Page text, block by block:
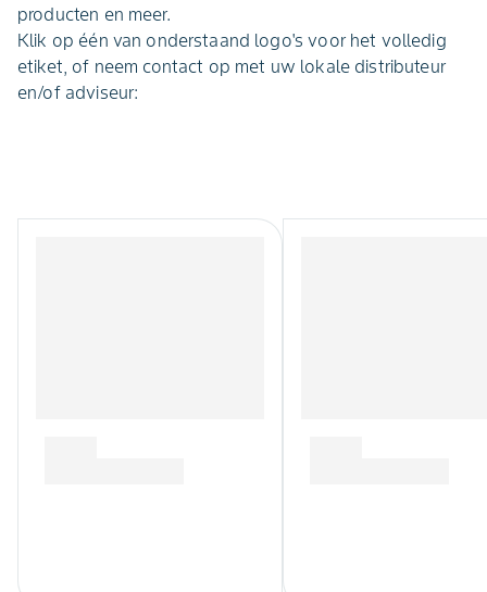
producten en meer.
Klik op één van onderstaand logo's voor het volledig
etiket, of neem contact op met uw lokale distributeur
en/of adviseur: